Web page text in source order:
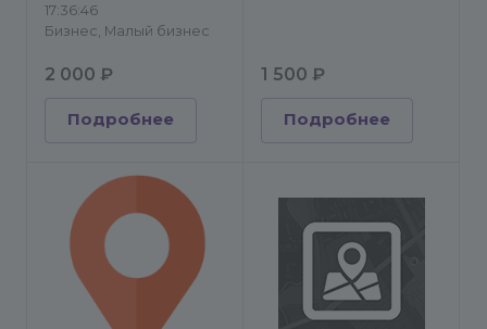
17:36:46
Бизнес, Малый бизнес
2 000 ₽
Подробнее
1 500 ₽
Подробнее